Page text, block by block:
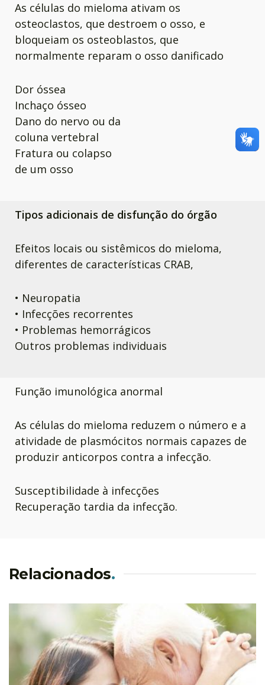
As células do mieloma ativam os
osteoclastos, que destroem o osso, e
bloqueiam os osteoblastos, que
normalmente reparam o osso danificado
Dor óssea
Inchaço ósseo
Dano do nervo ou da
coluna vertebral
Fratura ou colapso
de um osso
Tipos adicionais de disfunção do órgão
Efeitos locais ou sistêmicos do mieloma,
diferentes de características CRAB,
• Neuropatia
• Infecções recorrentes
• Problemas hemorrágicos
Outros problemas individuais
Função imunológica anormal
As células do mieloma reduzem o número e a
atividade de plasmócitos normais capazes de
produzir anticorpos contra a infecção.
Susceptibilidade à infecções
Recuperação tardia da infecção.
Relacionados.